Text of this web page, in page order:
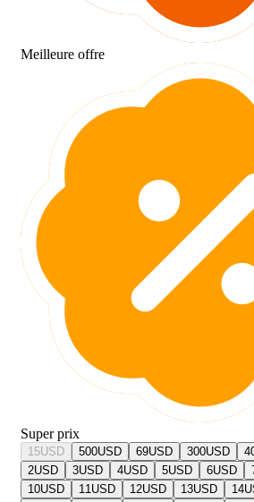
Meilleure offre
Super prix
15USD 500USD 69USD 300USD
2USD 3USD 4USD 5USD 6USD
10USD 11USD 12USD 13USD 14